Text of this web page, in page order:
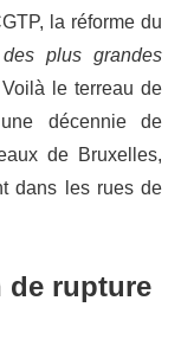
la réforme du
plus grandes
le terreau de
décennie de
de Bruxelles,
dans les rues de
de rupture